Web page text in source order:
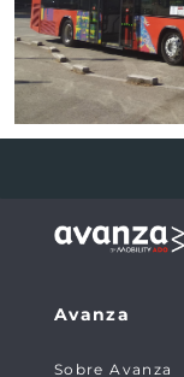
Avanza
Sobre Avanza